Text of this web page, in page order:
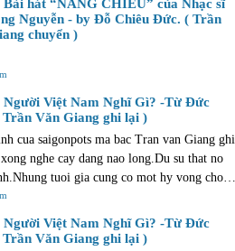
cong !
Bài hát “NẮNG CHIỀU” của Nhạc sĩ
Nguyễn - by Đỗ Chiêu Đức. ( Trần
chuyển )
Người Việt Nam Nghĩ Gì? -Từ Đức
Văn Giang ghi lại )
cua saigonpots ma bac Tran van Giang ghi
nghe cay dang nao long.Du su that no
tuoi gia cung co mot hy vong cho
manh va mo ao. hy vong con hon la that
Người Việt Nam Nghĩ Gì? -Từ Đức
Văn Giang ghi lại )